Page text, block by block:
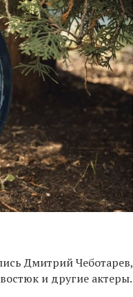
Дмитрий Чеботарев,
и другие актеры.